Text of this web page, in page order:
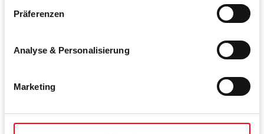
Präferenzen
Analyse & Personalisierung
Marketing